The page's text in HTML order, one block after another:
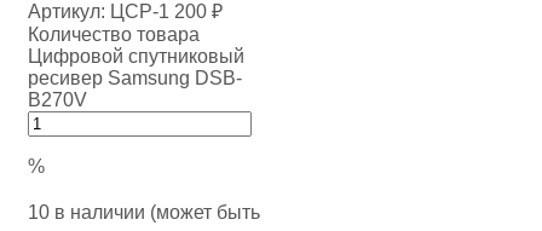
Артикул: ЦСР-1 200 ₽
Количество товара
Цифровой спутниковый
ресивер Samsung DSB-
B270V
%
10 в наличии (может быть